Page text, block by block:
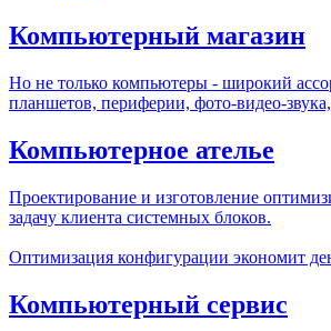
Компьютерный магазин
Но не только компьютеры - широкий
планшетов, периферии, фото-видео-звука,
Компьютерное ателье
Проектирование и изготовление
задачу клиента системных блоков.
Оптимизация конфигурации экономит
Компьютерный сервис